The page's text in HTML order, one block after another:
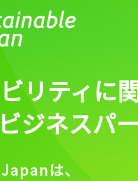
ログイン
会員登録
リティに
ジネスパ
は、